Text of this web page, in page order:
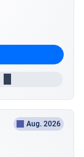
Aug. 2026